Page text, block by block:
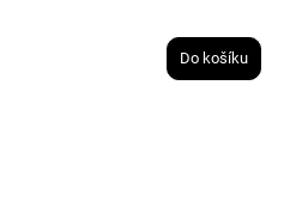
Do košíku